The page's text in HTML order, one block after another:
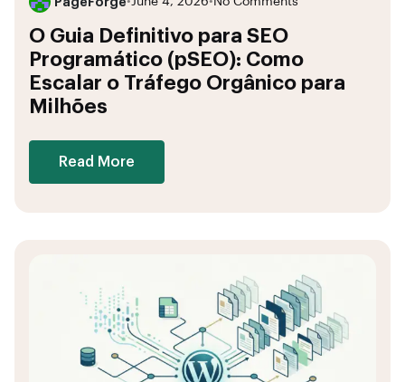
O Guia Definitivo para SEO
Programático (pSEO): Como
Escalar o Tráfego Orgânico para
Milhões
Read More